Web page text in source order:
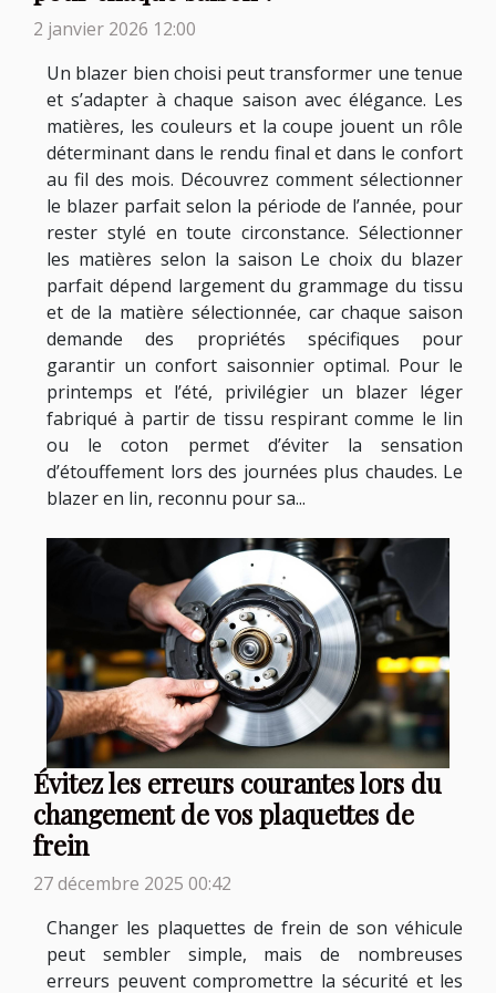
2 janvier 2026 12:00
Un blazer bien choisi peut transformer une tenue
et s’adapter à chaque saison avec élégance. Les
matières, les couleurs et la coupe jouent un rôle
déterminant dans le rendu final et dans le confort
au fil des mois. Découvrez comment sélectionner
le blazer parfait selon la période de l’année, pour
rester stylé en toute circonstance. Sélectionner
les matières selon la saison Le choix du blazer
parfait dépend largement du grammage du tissu
et de la matière sélectionnée, car chaque saison
demande des propriétés spécifiques pour
garantir un confort saisonnier optimal. Pour le
printemps et l’été, privilégier un blazer léger
fabriqué à partir de tissu respirant comme le lin
ou le coton permet d’éviter la sensation
d’étouffement lors des journées plus chaudes. Le
blazer en lin, reconnu pour sa...
Évitez les erreurs courantes lors du
changement de vos plaquettes de
frein
27 décembre 2025 00:42
Changer les plaquettes de frein de son véhicule
peut sembler simple, mais de nombreuses
erreurs peuvent compromettre la sécurité et les